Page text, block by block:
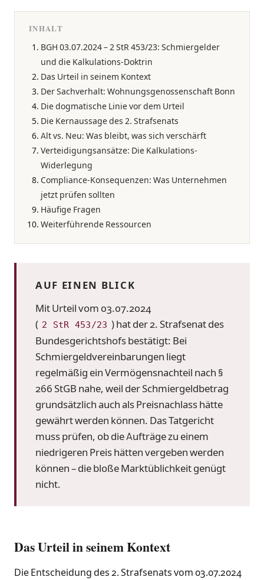
INHALT
BGH 03.07.2024 – 2 StR 453/23: Schmiergelder
und die Kalkulations-Doktrin
Das Urteil in seinem Kontext
Der Sachverhalt: Wohnungsgenossenschaft Bonn
Die dogmatische Linie vor dem Urteil
Die Kernaussage des 2. Strafsenats
Alt vs. Neu: Was bleibt, was sich verschärft
Verteidigungsansätze: Die Kalkulations-
Widerlegung
Compliance-Konsequenzen: Was Unternehmen
jetzt prüfen sollten
Häufige Fragen
Weiterführende Ressourcen
AUF EINEN BLICK
Mit Urteil vom 03.07.2024
( 2 StR 453/23 ) hat der 2. Strafsenat des
Bundesgerichtshofs bestätigt: Bei
Schmiergeldvereinbarungen liegt
regelmäßig ein Vermögensnachteil nach §
266 StGB nahe, weil der Schmiergeldbetrag
grundsätzlich auch als Preisnachlass hätte
gewährt werden können. Das Tatgericht
muss prüfen, ob die Aufträge zu einem
niedrigeren Preis hätten vergeben werden
können – die bloße Marktüblichkeit genügt
nicht.
Das Urteil in seinem Kontext
Die Entscheidung des 2. Strafsenats vom 03.07.2024